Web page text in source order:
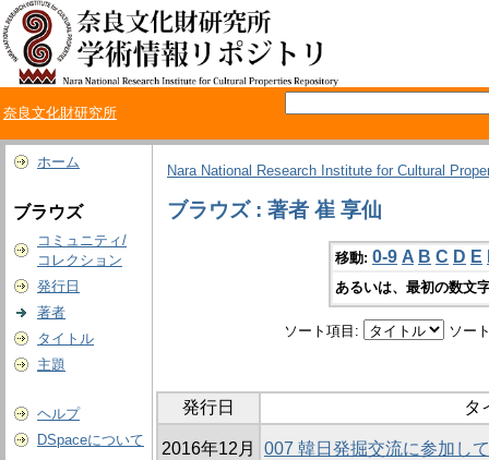
奈良文化財研究所
ホーム
ブラウズ
コミュニティ/
コレクション
発行日
著者
タイトル
主題
ヘルプ
DSpaceについて
Nara National Research Institute for Cultural
ブラウズ : 著者 崔 享仙
移動: 0-9 A B C D E
あるいは、最初の数文
ソート項目: ソー
発行日 タ
2016年12月 007 韓日発掘交流に参加して